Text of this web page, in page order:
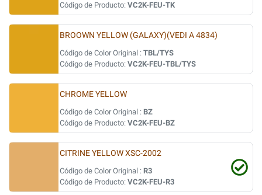
Código de Producto: VC2K-FEU-TK
BROOWN YELLOW (GALAXY)(VEDI A 4834)
Código de Color Original : TBL/TYS
Código de Producto: VC2K-FEU-TBL/TYS
CHROME YELLOW
Código de Color Original : BZ
Código de Producto: VC2K-FEU-BZ
CITRINE YELLOW XSC-2002
Código de Color Original : R3
Código de Producto: VC2K-FEU-R3